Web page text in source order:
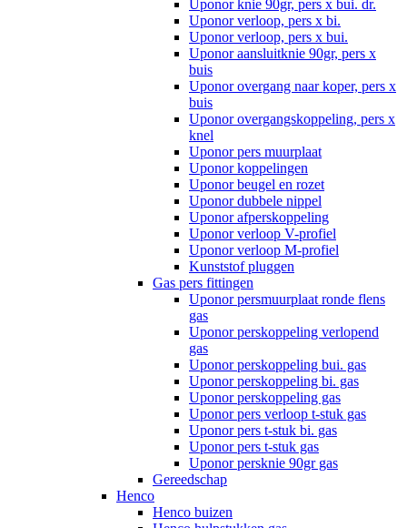
Uponor knie 90gr, pers x bui. dr.
Uponor verloop, pers x bi.
Uponor verloop, pers x bui.
Uponor aansluitknie 90gr, pers x
buis
Uponor overgang naar koper, pers x
buis
Uponor overgangskoppeling, pers x
knel
Uponor pers muurplaat
Uponor koppelingen
Uponor beugel en rozet
Uponor dubbele nippel
Uponor afperskoppeling
Uponor verloop V-profiel
Uponor verloop M-profiel
Kunststof pluggen
Gas pers fittingen
Uponor persmuurplaat ronde flens
gas
Uponor perskoppeling verlopend
gas
Uponor perskoppeling bui. gas
Uponor perskoppeling bi. gas
Uponor perskoppeling gas
Uponor pers verloop t-stuk gas
Uponor pers t-stuk bi. gas
Uponor pers t-stuk gas
Uponor persknie 90gr gas
Gereedschap
Henco
Henco buizen